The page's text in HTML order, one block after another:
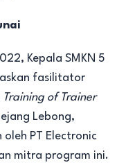
Kepala SMKN 5
fasilitator
Training of Trainer
Lebong,
oleh PT Electronic
mitra program ini.